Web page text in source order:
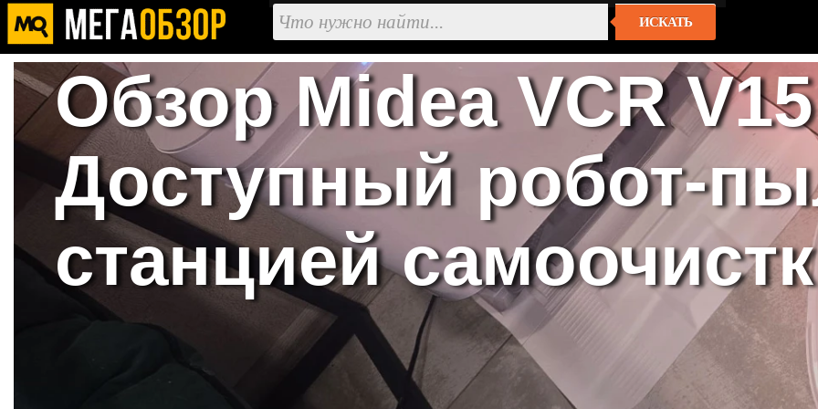
ИСКАТЬ
Обзор Midea VCR
Доступный робот-
станцией